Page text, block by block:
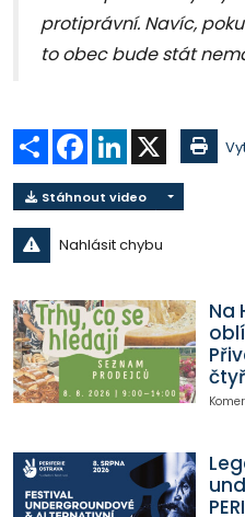
protiprávní. Navíc,
to obec bude stát
Sdílet Facebook
LinkedIn
Stáhnout video
Nahlásit chybu
Na